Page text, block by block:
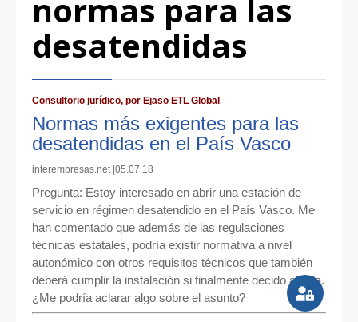
normas para las
desatendidas
Consultorio jurídico, por Ejaso ETL Global
Normas más exigentes para las
desatendidas en el País Vasco
interempresas.net |05.07.18
Pregunta: Estoy interesado en abrir una estación de
servicio en régimen desatendido en el País Vasco. Me
han comentado que además de las regulaciones
técnicas estatales, podría existir normativa a nivel
autonómico con otros requisitos técnicos que también
deberá cumplir la instalación si finalmente decido abrirla.
¿Me podría aclarar algo sobre el asunto?